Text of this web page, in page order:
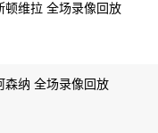
顿维拉 全场录像回放
森纳 全场录像回放